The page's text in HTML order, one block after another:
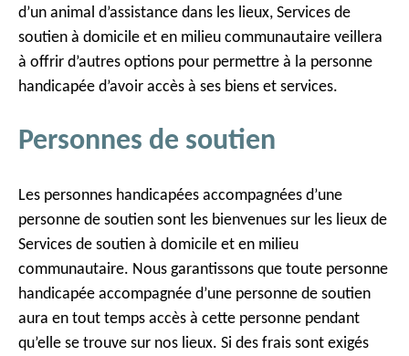
d’un animal d’assistance dans les lieux, Services de
soutien à domicile et en milieu communautaire veillera
à offrir d’autres options pour permettre à la personne
handicapée d’avoir accès à ses biens et services.
Personnes de soutien
Les personnes handicapées accompagnées d’une
personne de soutien sont les bienvenues sur les lieux de
Services de soutien à domicile et en milieu
communautaire. Nous garantissons que toute personne
handicapée accompagnée d’une personne de soutien
aura en tout temps accès à cette personne pendant
qu’elle se trouve sur nos lieux. Si des frais sont exigés